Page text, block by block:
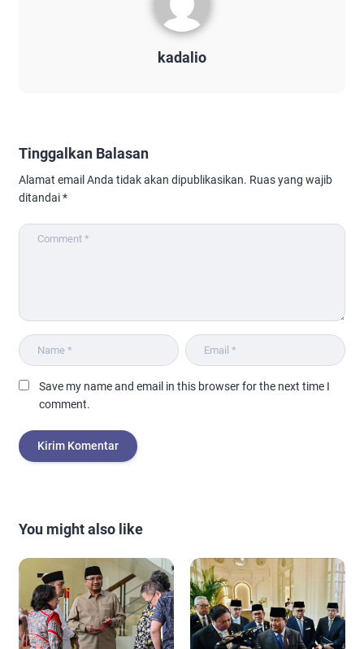
kadalio
Tinggalkan Balasan
Alamat email Anda tidak akan dipublikasikan. Ruas yang wajib
ditandai*
Save my name and email in this browser for the next time I
comment.
You might also like